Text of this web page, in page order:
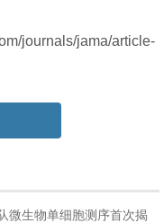
journals/jama/article-
微生物单细胞测序首次揭